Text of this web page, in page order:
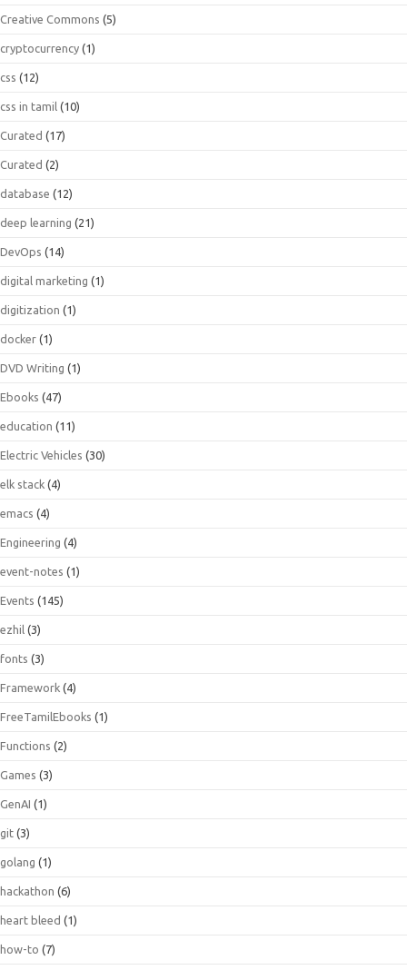
Creative Commons (5)
cryptocurrency (1)
css (12)
css in tamil (10)
Curated (17)
Curated (2)
database (12)
deep learning (21)
DevOps (14)
digital marketing (1)
digitization (1)
docker (1)
DVD Writing (1)
Ebooks (47)
education (11)
Electric Vehicles (30)
elk stack (4)
emacs (4)
Engineering (4)
event-notes (1)
Events (145)
ezhil (3)
fonts (3)
Framework (4)
FreeTamilEbooks (1)
Functions (2)
Games (3)
GenAI (1)
git (3)
golang (1)
hackathon (6)
heart bleed (1)
how-to (7)